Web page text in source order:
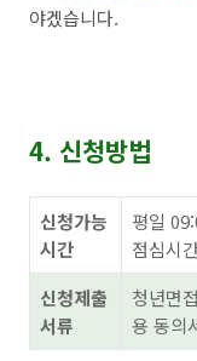
야겠습니다.
4. 신청방법
신청가능
시간
평일
점심시
신청제출
서류
청년면
용 동의